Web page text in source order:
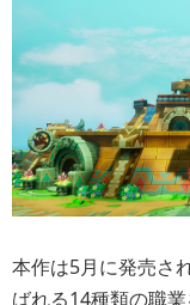
本作は5月に発売さ
ばれる14種類の職